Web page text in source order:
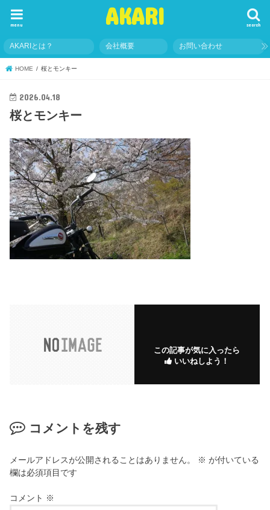
AKARI search
menu
AKARIとは？ 会社概要 お問い合わせ
HOME 桜とモンキー
2026.04.18
桜とモンキー
この記事が気に入ったら
いいねしよう！
コメントを残す
メールアドレスが公開されることはありません。 ※ が付いている
欄は必須項目です
コメント ※